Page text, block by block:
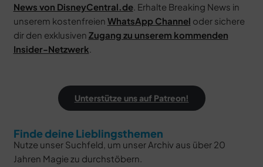
News von DisneyCentral.de. Erhalte Breaking News in
unserem kostenfreien WhatsApp Channel oder sichere
dir den exklusiven Zugang zu unserem kommenden
Insider-Netzwerk
Unterstütze uns auf Patreon!
Finde deine Lieblingsthemen
Nutze unser Suchfeld, um unser Archiv aus über 20
Jahren Magie zu durchstöbern.